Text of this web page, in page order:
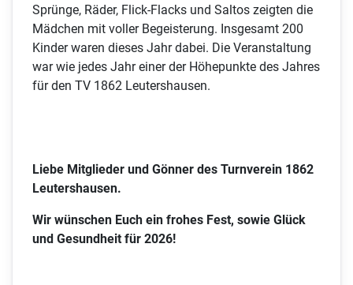
Sprünge, Räder, Flick-Flacks und Saltos zeigten die
Mädchen mit voller Begeisterung. Insgesamt 200
Kinder waren dieses Jahr dabei. Die Veranstaltung
war wie jedes Jahr einer der Höhepunkte des Jahres
für den TV 1862 Leutershausen.
Liebe Mitglieder und Gönner des Turnverein 1862
Leutershausen.
Wir wünschen Euch ein frohes Fest, sowie Glück
und Gesundheit für 2026!